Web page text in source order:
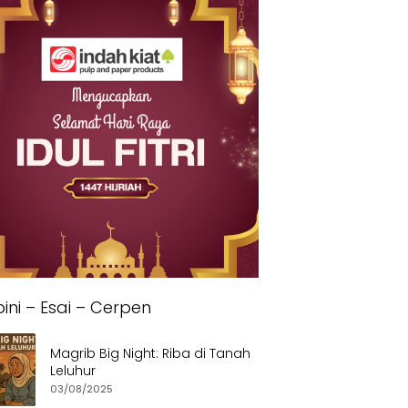
– Esai – Cerpen
Magrib Big Night: Riba di Tanah
Leluhur
03/08/2025